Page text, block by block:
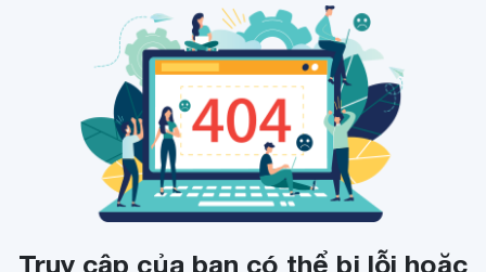
Truy cập của bạn có thể bị lỗi hoặc